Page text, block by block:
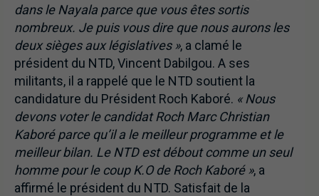
dans le Nayala parce que vous êtes sortis
nombreux. Je puis vous dire que nous aurons les
deux sièges aux législatives », a clamé le
président du NTD, Vincent Dabilgou. A ses
militants, il a rappelé que le NTD soutient la
candidature du Président Roch Kaboré. « Nous
devons voter le candidat Roch Marc Christian
Kaboré parce qu’il a le meilleur programme et le
meilleur bilan. Le NTD est débout comme un seul
homme pour le coup K.O de Roch Kaboré », a
affirmé le président du NTD. Satisfait de la